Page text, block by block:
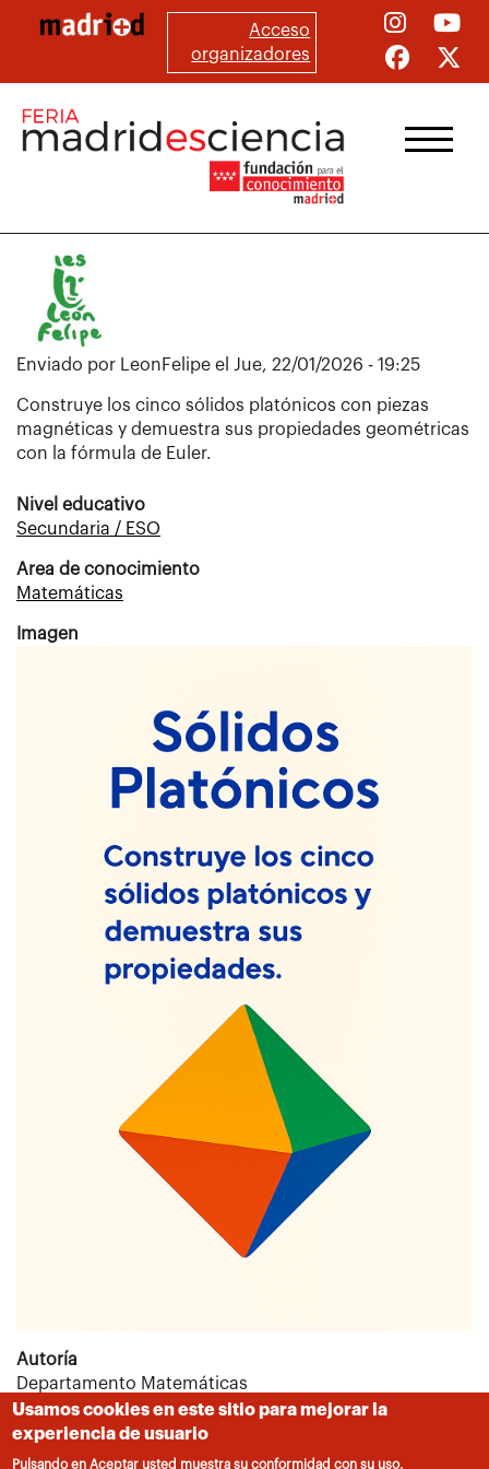
principal
Acceso
organizadores
Enviado por LeonFelipe el Jue, 22/01/2026 - 19:25
Construye los cinco sólidos platónicos con piezas
magnéticas y demuestra sus propiedades geométricas
con la fórmula de Euler.
Nivel educativo
Secundaria / ESO
Area de conocimiento
Matemáticas
Imagen
Autoría
Departamento Matemáticas
Centro educativo
León Felipe
Usamos cookies en este sitio para mejorar la
experiencia de usuario
Pulsando en Aceptar usted muestra su conformidad con su uso.